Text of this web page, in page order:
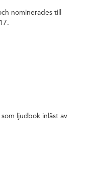
nominerades till
ljudbok inläst av